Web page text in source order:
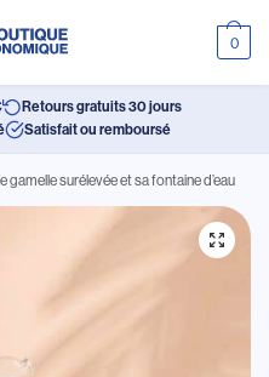
0
Retours gratuits 30 jours
Satisfait ou remboursé
gamelle surélevée et sa fontaine d’eau